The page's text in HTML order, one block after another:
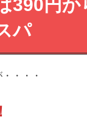
390円か
パ
・・・